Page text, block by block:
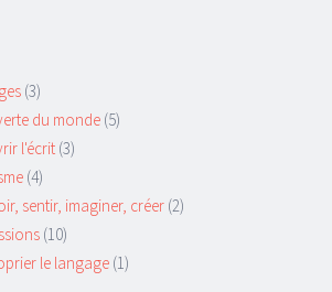
(3)
du monde(5)
l'écrit(3)
(4)
sentir, imaginer, créer(2)
(10)
le langage(1)